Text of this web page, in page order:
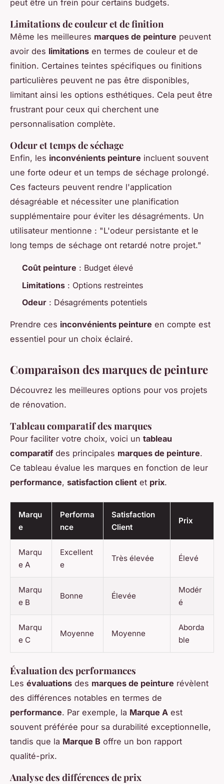
peut être un frein pour certains budgets.
Limitations de couleur et de finition
Même les meilleures marques de peinture peuvent
avoir des limitations en termes de couleur et de
finition. Certaines teintes spécifiques ou finitions
particulières peuvent ne pas être disponibles,
limitant ainsi les options esthétiques. Cela peut être
frustrant pour ceux qui cherchent une
personnalisation complète.
Odeur et temps de séchage
Enfin, les inconvénients peinture incluent souvent
une forte odeur et un temps de séchage prolongé.
Ces facteurs peuvent rendre l'application
désagréable et nécessiter une planification
supplémentaire pour éviter les désagréments. Un
utilisateur mentionne : "L'odeur persistante et le
long temps de séchage ont retardé notre projet."
Coût peinture : Budget élevé
Limitations : Options restreintes
Odeur : Désagréments potentiels
Prendre ces inconvénients peinture en compte est
essentiel pour un choix éclairé.
Comparaison des marques de peinture
Découvrez les meilleures options pour vos projets
de rénovation.
Tableau comparatif des marques
Pour faciliter votre choix, voici un tableau
comparatifdes principales marques de peinture.
Ce tableau évalue les marques en fonction de leur
performance, satisfaction client et prix.
Marqu
e
Performa
nce
Satisfaction
Client
Prix
Marqu
e A
Excellent
e
Très élevée Élevé
Marqu
e B
Bonne Élevée
Modér
é
Marqu
e C
Moyenne Moyenne
Aborda
ble
Évaluation des performances
Les évaluations des marques de peinture révèlent
des différences notables en termes de
performance. Par exemple, la Marque A est
souvent préférée pour sa durabilité exceptionnelle,
tandis que la Marque B offre un bon rapport
qualité-prix.
Analyse des différences de prix